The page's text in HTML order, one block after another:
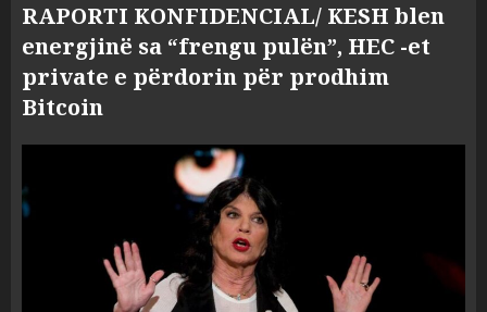
RAPORTI KONFIDENCIAL/ KESH blen
energjinë sa “frengu pulën”, HEC -et
private e përdorin për prodhim
Bitcoin